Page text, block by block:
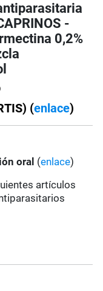
-
0,2%
(enlace)
oral (enlace)
artículos